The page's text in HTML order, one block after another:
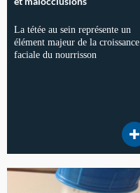
La tétée au sein représente un
élément majeur de la croissance
faciale du nourrisson